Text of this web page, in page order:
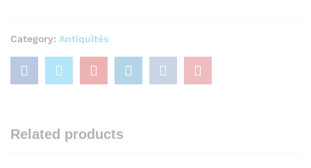
Category: Antiquités
Related products